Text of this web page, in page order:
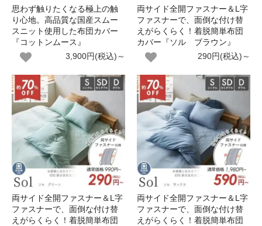
思わず触りたくなる極上の触
り心地。高品質な国産スムー
スニット使用した布団カバー
『コットンムース』
3,900円(税込)～
両サイド全開ファスナー＆L字
ファスナーで、面倒な付け替
えがらくらく！着脱簡単布団
カバー『ソル ブラウン』
290円(税込)～
両サイド全開ファスナー＆L字
ファスナーで、面倒な付け替
えがらくらく！着脱簡単布団
両サイド全開ファスナー＆L字
ファスナーで、面倒な付け替
えがらくらく！着脱簡単布団